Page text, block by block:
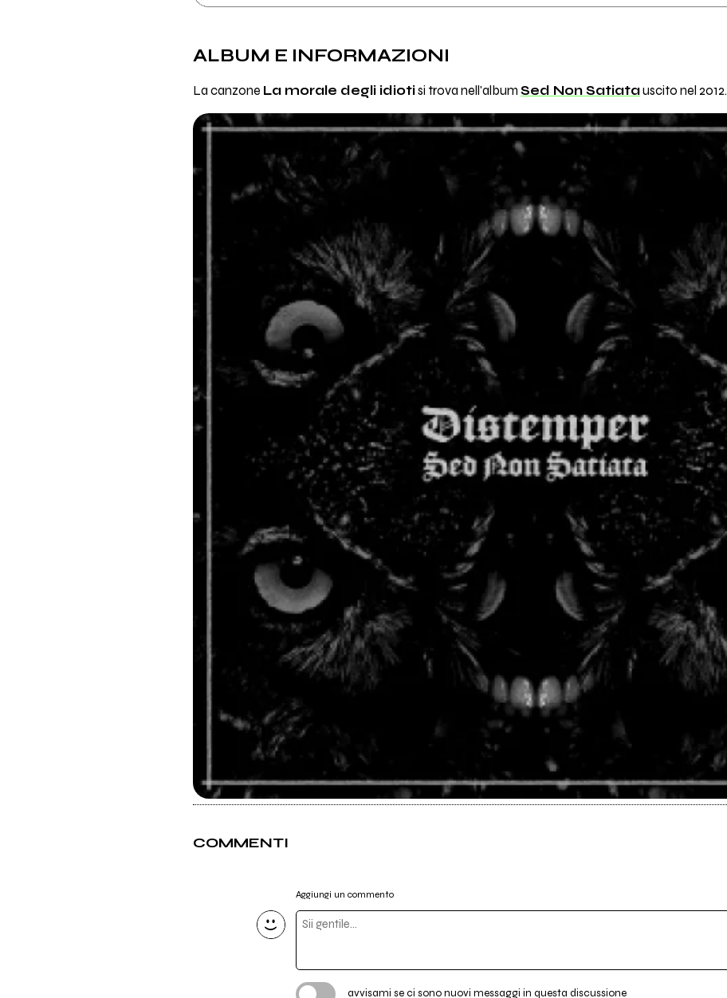
ALBUM E INFORMAZIONI
La canzone La morale degli idiotisi trova nell'album Sed Non Satiatauscito nel 2012.
COMMENTI
Aggiungi un commento
avvisami se ci sono nuovi messaggi in questa discussione